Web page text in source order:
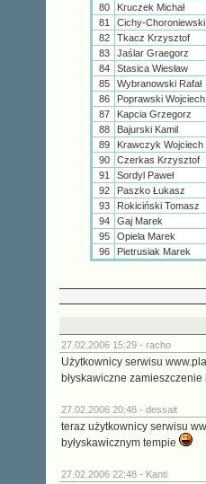
80
Kruczek Michał
81
Cichy-Choroniewski
82
Tkacz Krzysztof
83
Jaślar Graegorz
84
Stasica Wiesław
85
Wybranowski Rafał
86
Poprawski
87
Kapcia Grzegorz
88
Bajurski Kamil
89
Krawczyk Wojciech
90
Czerkas Krzysztof
91
Sordyl Paweł
92
Paszko Łukasz
93
Rokiciński Tomasz
94
Gaj Marek
95
Opiela Marek
96
Pietrusiak Marek
27.02.2006 15:29 - racho
Użytkownicy serwisu
błyskawiczne
27.02.2006 20:48 - dessait
teraz użytkownicy serwisu
byłyskawicznym tempie
27.02.2006 22:48 - Kanti